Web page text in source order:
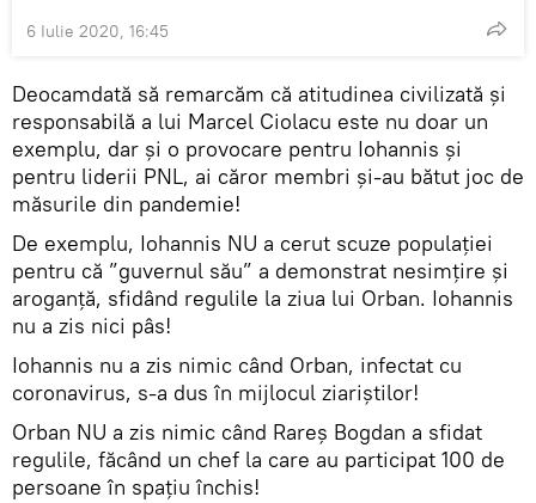
6 Iulie 2020, 16:45
Deocamdată să remarcăm că atitudinea civilizată și
responsabilă a lui Marcel Ciolacu este nu doar un
exemplu, dar și o provocare pentru Iohannis și
pentru liderii PNL, ai căror membri și-au bătut joc de
măsurile din pandemie!
De exemplu, Iohannis NU a cerut scuze populației
pentru că ”guvernul său” a demonstrat nesimțire și
aroganță, sfidând regulile la ziua lui Orban. Iohannis
nu a zis nici pâs!
Iohannis nu a zis nimic când Orban, infectat cu
coronavirus, s-a dus în mijlocul ziariștilor!
Orban NU a zis nimic când Rareș Bogdan a sfidat
regulile, făcând un chef la care au participat 100 de
persoane în spațiu închis!